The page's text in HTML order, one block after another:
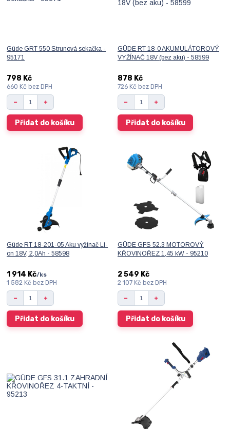
Güde GRT 550 Strunová sekačka -
95171
798 Kč
660 Kč bez DPH
Přidat do košíku
GÜDE RT 18-0 AKUMULÁTOROVÝ
VYŽÍNAČ 18V (bez aku) - 58599
878 Kč
726 Kč bez DPH
Přidat do košíku
Güde RT 18-201-05 Aku vyžínač Li-
on 18V, 2,0Ah - 58598
1 914 Kč/ks
1 582 Kč bez DPH
Přidat do košíku
GÜDE GFS 52.3 MOTOROVÝ
KŘOVINOŘEZ 1,45 kW - 95210
2 549 Kč
2 107 Kč bez DPH
Přidat do košíku